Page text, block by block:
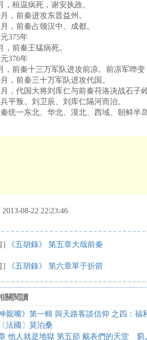
桓温病死，谢安执政。
前秦进攻东晋益州。
前秦占领汉中、成都。
年
前秦王猛病死。
年
前秦十三万军队进攻前凉。前凉军哗变
前秦三十万军队进攻代国。
代国大将刘库仁与前秦苻洛决战石子岭
平叛。刘卫辰、刘库仁隔河而治。
一东北、华北、漠北、西域、朝鲜半岛
08-22 22:23:46
] 《五胡錄》 第五章大哉前秦
] 《五胡錄》 第六章單于折箭
關閱讀
神親嘴》第一輯 與天路客談信仰 之四：福
法國〕莫泊桑
他人就是地獄 第五節 戴表們的天堂 窮